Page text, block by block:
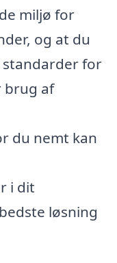
miljø for
og at du
for
brug af
du nemt kan
i dit
løsning